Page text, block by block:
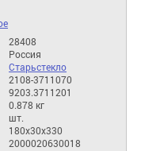
28408
Россия
Старьстекло
2108-3711070
9203.3711201
0.878 кг
шт.
180x30x330
2000020630018